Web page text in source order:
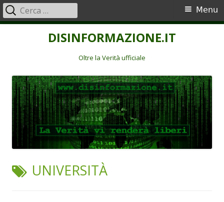
DISINFORMAZIONE.IT
Oltre la Verità ufficiale
Menu
principale
Menu
Ricerca
per:
TAG:
UNIVERSITÀ